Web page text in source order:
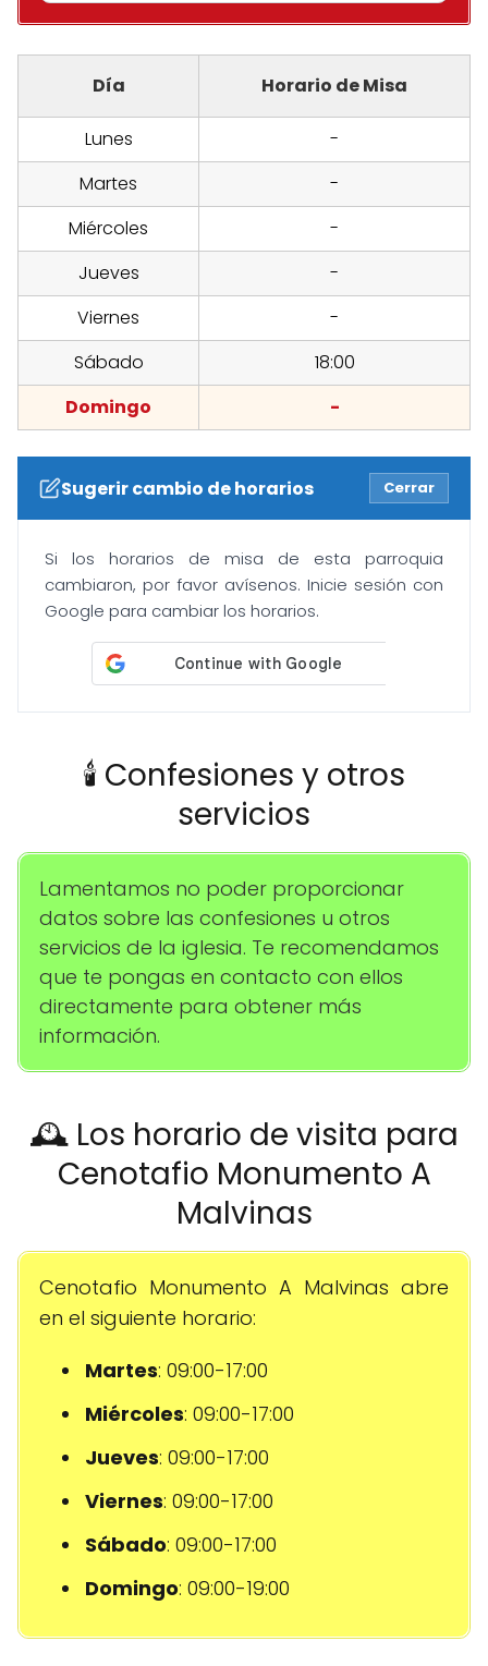
Día Horario de Misa
Lunes
-
Martes
-
Miércoles
-
Jueves
-
Viernes
-
Sábado
18:00
Domingo
-
Sugerir cambio de horarios Cerrar
Si los horarios de misa de esta parroquia
cambiaron, por favor avísenos. Inicie sesión con
Google para cambiar los horarios.
🕯️ Confesiones y otros
servicios
Lamentamos no poder proporcionar
datos sobre las confesiones u otros
servicios de la iglesia. Te recomendamos
que te pongas en contacto con ellos
directamente para obtener más
información.
🕰️ Los horario de visita para
Cenotafio Monumento A
Malvinas
Cenotafio Monumento A Malvinas abre
en el siguiente horario:
Martes: 09:00-17:00
Miércoles: 09:00-17:00
Jueves: 09:00-17:00
Viernes: 09:00-17:00
Sábado: 09:00-17:00
Domingo: 09:00-19:00